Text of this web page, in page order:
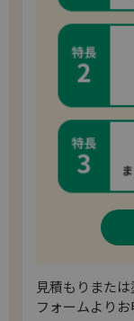
見積もりまた
フォームよりお